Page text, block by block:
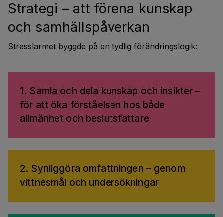
Strategi – att förena kunskap
och samhällspåverkan
Stresslarmet byggde på en tydlig förändringslogik:
1. Samla och dela kunskap och insikter –
för att öka förståelsen hos både
allmänhet och beslutsfattare
2. Synliggöra omfattningen – genom
vittnesmål och undersökningar